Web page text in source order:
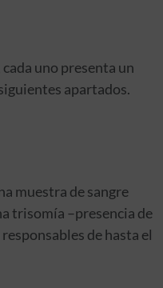
uno presenta un
apartados.
muestra de sangre
trisomía –presencia de
de hasta el